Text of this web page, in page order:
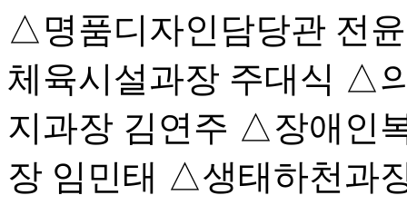
△명품디자인담당관 전
체육시설과장 주대식 △
지과장 김연주 △장애인
장 임민태 △생태하천과